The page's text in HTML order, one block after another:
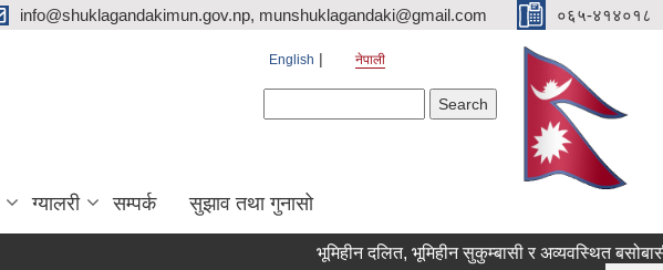
info@shuklagandakimun.gov.np, munshuklagandaki@gmail.com ०६५-४१४०१८
English नेपाली
ग्यालरी सम्पर्क सुझाव तथा गुनासो
भूमिहीन दलित, भूमिहीन सुकुम्बासी र अव्यवस्थित बसोबासीले